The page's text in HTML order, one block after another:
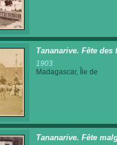
Tananarive. Fête des
1903
Madagascar, Île de
Tananarive. Fête